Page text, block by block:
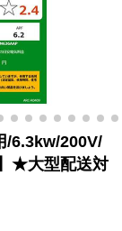
/6.3kw/200V/
★大型配送対